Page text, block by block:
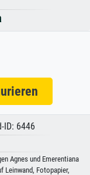
6446
Agnes und Emerentiana
Leinwand, Fotopapier,